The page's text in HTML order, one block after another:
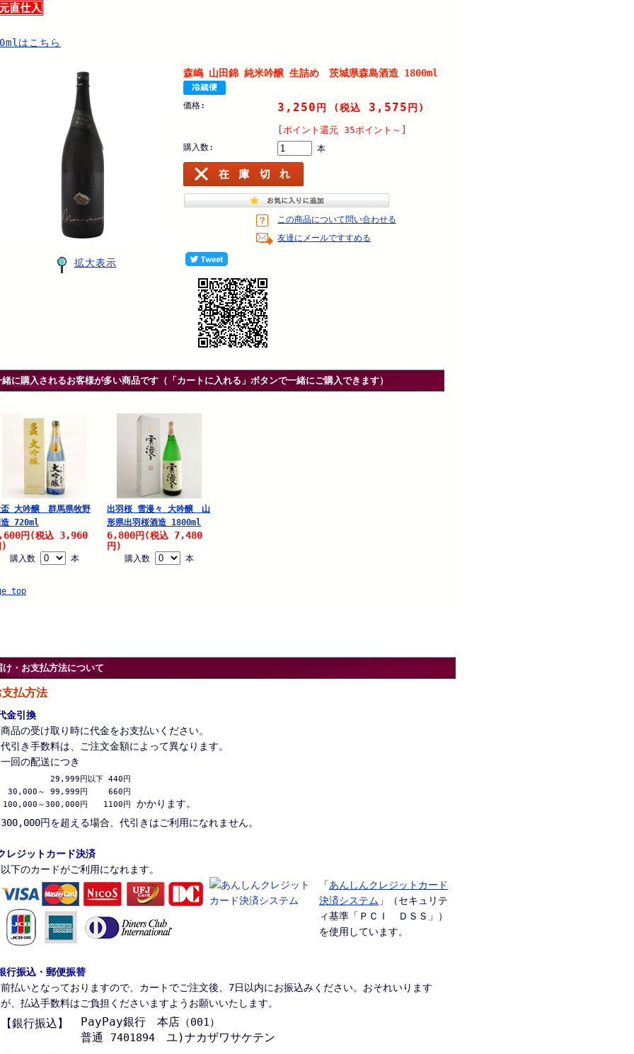
はこちら
拡大表示
森嶋 山田錦 純米吟醸 生詰め 茨城県森島酒造 1800ml
価格: 3,250 円 (税込 3,575 円)
[ポイント還元 35ポイント～]
購入数: 本
この商品について問い合わせる
友達にメールですすめる
緒に購入されるお客様が多い商品です（「カートに入れる」ボタンで一緒にご購入できます）
盃 大吟醸 群馬県牧野
造 720ml
円 (税込 3,960
)
購入数 本
出羽桜 雪漫々 大吟醸 山
形県出羽桜酒造 1800ml
6,800円 (税込 7,480
円)
購入数 本
top
け・お支払方法について
払方法
金引換
商品の受け取り時に代金をお支払いください。
代引き手数料は、ご注文金額によって異なります。
一回の配送につき
          29,999円以下 440円
30,000～ 99,999円　　 660円
100,000～300,000円　　1100円
かかります。
300,000円を超える場合、代引きはご利用になれません。
レジットカード決済
以下のカードがご利用になれます。
「あんしんクレジットカード
決済システム 」（セキュリテ
ィ基準「ＰＣＩ ＤＳＳ」）
を使用しています。
行振込・郵便振替
前払いとなっておりますので、カートでご注文後、7日以内にお振込みください。おそれいります
が、払込手数料はご負担くださいますようお願いいたします。
【銀行振込】 PayPay銀行 本店（001）
普通 7401894ユ)ナカザワサケテン